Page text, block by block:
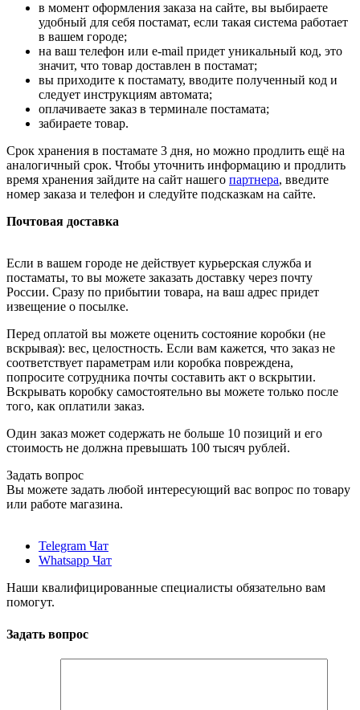
в момент оформления заказа на сайте, вы выбираете
удобный для себя постамат, если такая система работает
в вашем городе;
на ваш телефон или e-mail придет уникальный код, это
значит, что товар доставлен в постамат;
вы приходите к постамату, вводите полученный код и
следует инструкциям автомата;
оплачиваете заказ в терминале постамата;
забираете товар.
Срок хранения в постамате 3 дня, но можно продлить ещё на
аналогичный срок. Чтобы уточнить информацию и продлить
время хранения зайдите на сайт нашего партнера, введите
номер заказа и телефон и следуйте подсказкам на сайте.
Почтовая доставка
Если в вашем городе не действует курьерская служба и
постаматы, то вы можете заказать доставку через почту
России. Сразу по прибытии товара, на ваш адрес придет
извещение о посылке.
Перед оплатой вы можете оценить состояние коробки (не
вскрывая): вес, целостность. Если вам кажется, что заказ не
соответствует параметрам или коробка повреждена,
попросите сотрудника почты составить акт о вскрытии.
Вскрывать коробку самостоятельно вы можете только после
того, как оплатили заказ.
Один заказ может содержать не больше 10 позиций и его
стоимость не должна превышать 100 тысяч рублей.
Задать вопрос
Вы можете задать любой интересующий вас вопрос по товару
или работе магазина.
Telegram Чат
Whatsapp Чат
Наши квалифицированные специалисты обязательно вам
помогут.
Задать вопрос